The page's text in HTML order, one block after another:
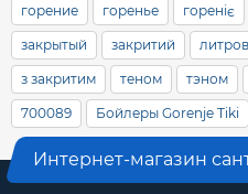
горение горенье гореніє
закрытый закритий литров
з закритим теном тэном
700089 Бойлеры Gorenje Tiki
Интернет-магазин